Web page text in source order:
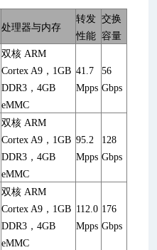
处理器与内存
转发
性能
交换
容量
双核 ARM
Cortex A9，1GB
DDR3，4GB
eMMC
41.7
Mpps
56
Gbps
双核 ARM
Cortex A9，1GB
DDR3，4GB
eMMC
95.2
Mpps
128
Gbps
双核 ARM
Cortex A9，1GB
DDR3，4GB
eMMC
112.0
Mpps
176
Gbps